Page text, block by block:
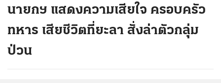
นายกฯ แสดงความเสียใจ ครอบครัว
ทหาร เสียชีวิตที่ยะลา สั่งล่าตัวกลุ่ม
ป่วน